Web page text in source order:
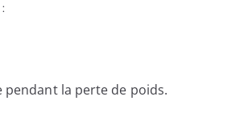
pendant la perte de poids.